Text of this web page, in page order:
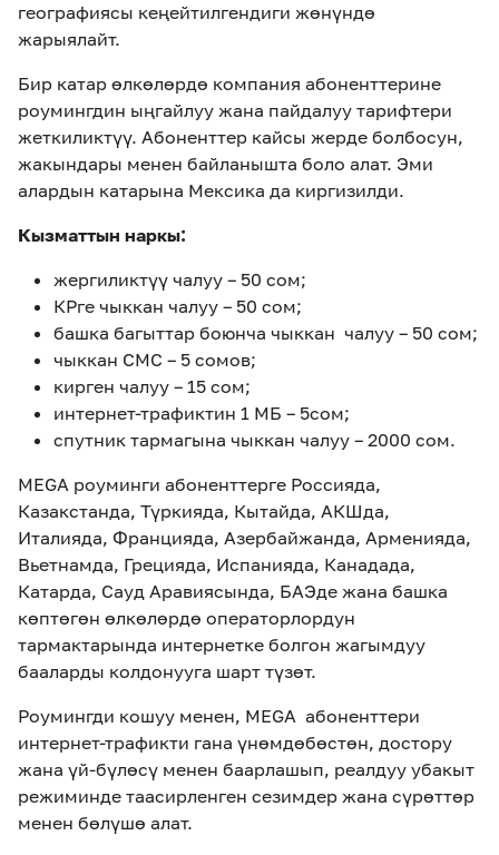
географиясы кеңейтилгендиги жөнүндө
жарыялайт.
Бир катар өлкөлөрдө компания абоненттерине
роумингдин ыңгайлуу жана пайдалуу тарифтери
жеткиликтүү. Абоненттер кайсы жерде болбосун,
жакындары менен байланышта боло алат. Эми
алардын катарына Мексика да киргизилди.
Кызматтын наркы:
жергиликтүү чалуу – 50 сом;
КРге чыккан чалуу – 50 сом;
башка багыттар боюнча чыккан чалуу – 50 сом;
чыккан СМС – 5 сомов;
кирген чалуу – 15 сом;
интернет-трафиктин 1 МБ – 5сом;
спутник тармагына чыккан чалуу – 2000 сом.
MEGA роуминги абоненттерге Россияда,
Казакстанда, Түркияда, Кытайда, АКШда,
Италияда, Францияда, Азербайжанда, Арменияда,
Вьетнамда, Грецияда, Испанияда, Канадада,
Катарда, Сауд Аравиясында, БАЭде жана башка
көптөгөн өлкөлөрдө операторлордун
тармактарында интернетке болгон жагымдуу
бааларды колдонууга шарт түзөт.
Роумингди кошуу менен, MEGA абоненттери
интернет-трафикти гана үнөмдөбөстөн, достору
жана үй-бүлөсү менен баарлашып, реалдуу убакыт
режиминде таасирленген сезимдер жана сүрөттөр
менен бөлүшө алат.